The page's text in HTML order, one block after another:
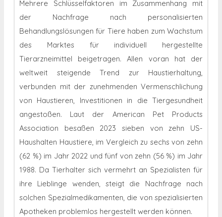
Mehrere Schlüsselfaktoren im Zusammenhang mit
der Nachfrage nach personalisierten
Behandlungslösungen für Tiere haben zum Wachstum
des Marktes für individuell hergestellte
Tierarzneimittel beigetragen. Allen voran hat der
weltweit steigende Trend zur Haustierhaltung,
verbunden mit der zunehmenden Vermenschlichung
von Haustieren, Investitionen in die Tiergesundheit
angestoßen. Laut der American Pet Products
Association besaßen 2023 sieben von zehn US-
Haushalten Haustiere, im Vergleich zu sechs von zehn
(62 %) im Jahr 2022 und fünf von zehn (56 %) im Jahr
1988. Da Tierhalter sich vermehrt an Spezialisten für
ihre Lieblinge wenden, steigt die Nachfrage nach
solchen Spezialmedikamenten, die von spezialisierten
Apotheken problemlos hergestellt werden können.